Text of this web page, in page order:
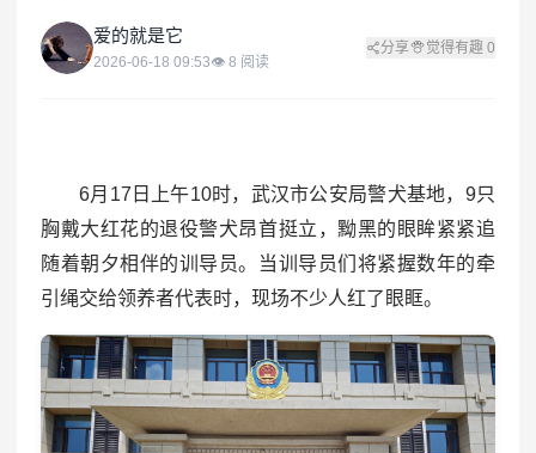
爱 爱的就是它
2026-06-18 09:53👁 8 阅读
分享 觉得有趣 0
6月17日上午10时，武汉市公安局警犬基地，9只
胸戴大红花的退役警犬昂首挺立，黝黑的眼眸紧紧追
随着朝夕相伴的训导员。当训导员们将紧握数年的牵
引绳交给领养者代表时，现场不少人红了眼眶。